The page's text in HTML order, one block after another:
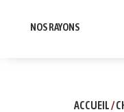
NOS RAYONS
ACCUEIL/